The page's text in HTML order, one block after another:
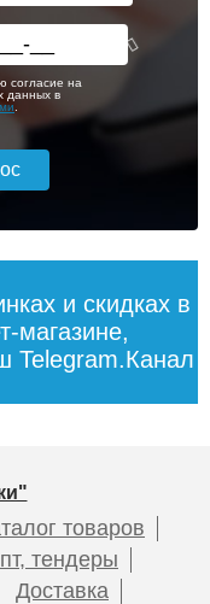
согласие на
данных в
и скидках в
магазине,
Telegram.Канал
товаров
тендеры
Доставка